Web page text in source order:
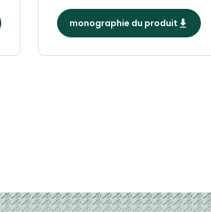
monographie du produit